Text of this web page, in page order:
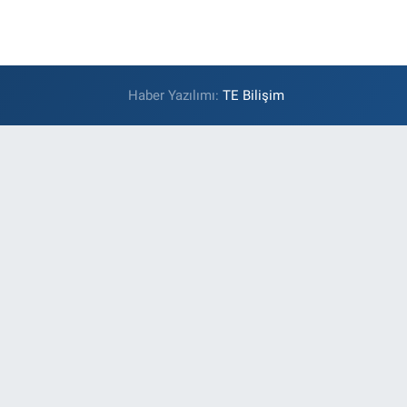
Haber Yazılımı:TE Bilişim